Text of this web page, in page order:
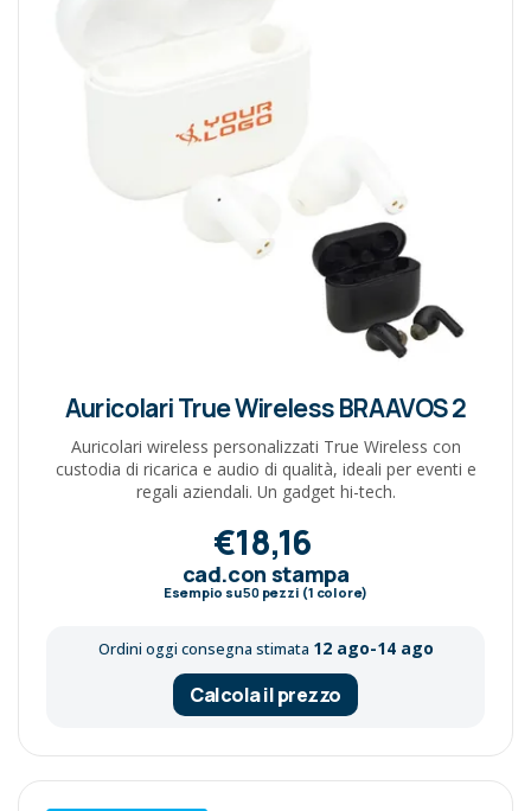
Auricolari True Wireless BRAAVOS 2
Auricolari wireless personalizzati True Wireless con
custodia di ricarica e audio di qualità, ideali per eventi e
regali aziendali. Un gadget hi-tech.
€18,16
cad.con stampa
Esempio su50pezzi (1 colore)
Ordini oggi consegna stimata 12 ago-14 ago
Calcola il prezzo